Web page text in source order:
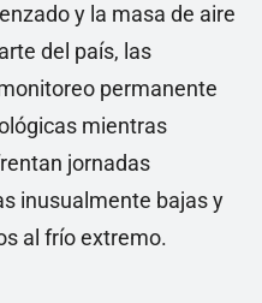
y la masa de aire
del país, las
permanente
mientras
jornadas
inusualmente bajas y
al frío extremo.